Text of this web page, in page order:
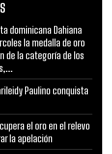
dominicana Dahiana
la medalla de oro
de la categoría de los
Paulino conquista
el oro en el relevo
la apelación